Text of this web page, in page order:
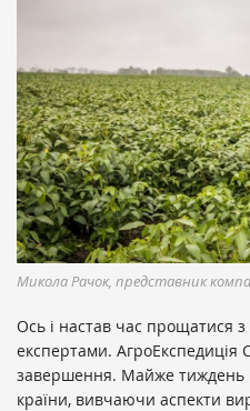
Микола Рачок, представник
Ось і настав час прощатися
експертами. АгроЕкспедиція
завершення. Майже тиждень
країни, вивчаючи аспекти